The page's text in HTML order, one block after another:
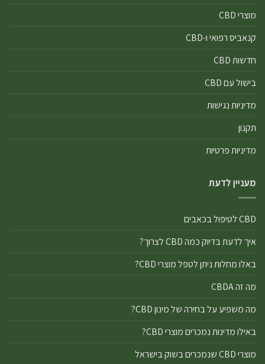
מוצרי CBD
קנאביס רפואי ו-CBD
חדשות CBD
בישול עם CBD
מדיניות נגישות
תקנון
מדיניות פרטיות
מעניין לדעת
CBD לטיפול בכאבים
איך לדעת בדיוק כמה CBD לצרוך?
באלו מחלות ניתן לטפל מוצרי CBD?
מה זה CBDA
מה משפיע על בחירה של מינון CBD?
באילו מדינות נמכרים מוצרי CBD?
מוצרי CBD שנמכרים בשוק בישראל